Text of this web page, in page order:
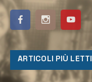
ARTICOLI PIÙ LETTI